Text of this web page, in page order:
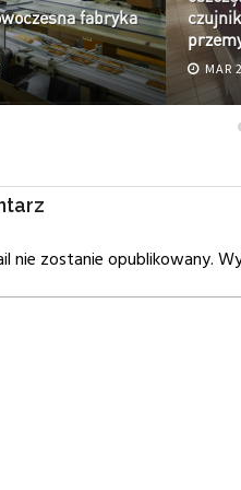
fabryka
MAR
nie zostanie opublikowany.